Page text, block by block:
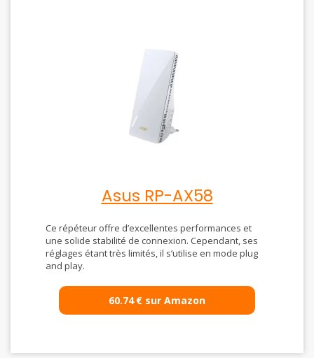
Asus RP-AX58
Ce répéteur offre d’excellentes performances et
une solide stabilité de connexion. Cependant, ses
réglages étant très limités, il s’utilise en mode plug
and play.
60.74€ sur Amazon